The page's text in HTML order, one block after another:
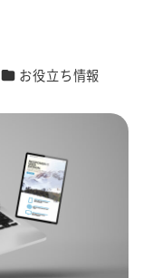
カテゴリー
お役立ち情報